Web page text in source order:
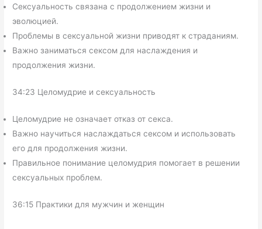
Сексуальность связана с продолжением жизни и
эволюцией.
Проблемы в сексуальной жизни приводят к страданиям.
Важно заниматься сексом для наслаждения и
продолжения жизни.
34:23 Целомудрие и сексуальность
Целомудрие не означает отказ от секса.
Важно научиться наслаждаться сексом и использовать
его для продолжения жизни.
Правильное понимание целомудрия помогает в решении
сексуальных проблем.
36:15 Практики для мужчин и женщин